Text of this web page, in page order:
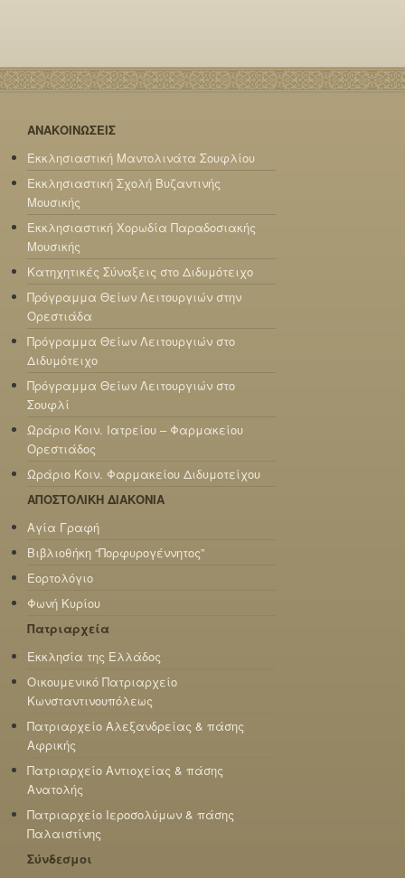
ΑΝΑΚΟΙΝΩΣΕΙΣ
Εκκλησιαστική Μαντολινάτα Σουφλίου
Εκκλησιαστική Σχολή Βυζαντινής
Μουσικής
Εκκλησιαστική Χορωδία Παραδοσιακής
Μουσικής
Κατηχητικές Σύναξεις στο Διδυμότειχο
Πρόγραμμα Θείων Λειτουργιών στην
Ορεστιάδα
Πρόγραμμα Θείων Λειτουργιών στο
Διδυμότειχο
Πρόγραμμα Θείων Λειτουργιών στο
Σουφλί
Ωράριο Κοιν. Ιατρείου – Φαρμακείου
Ορεστιάδος
Ωράριο Κοιν. Φαρμακείου Διδυμοτείχου
ΑΠΟΣΤΟΛΙΚΗ ΔΙΑΚΟΝΙΑ
Αγία Γραφή
Βιβλιοθήκη “Πορφυρογέννητος”
Εορτολόγιο
Φωνή Κυρίου
Πατριαρχεία
Εκκλησία της Ελλάδος
Οικουμενικό Πατριαρχείο
Κωνσταντινουπόλεως
Πατριαρχείο Αλεξανδρείας & πάσης
Αφρικής
Πατριαρχείο Αντιοχείας & πάσης
Ανατολής
Πατριαρχείο Ιεροσολύμων & πάσης
Παλαιστίνης
Σύνδεσμοι